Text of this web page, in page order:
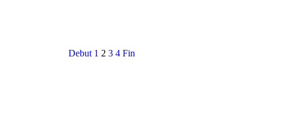
Debut 1 2 3 4 Fin